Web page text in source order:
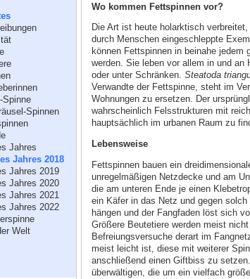
Spinne
Spinnen
Jahres
Jahres 2018
Jahres 2019
Jahres 2020
Jahres 2021
Jahres 2022
Welt
Wo kommen Fettspinnen vor?
Die Art ist heute holarktisch
durch Menschen eingeschleppte
können Fettspinnen in beinahe jedem
werden. Sie leben vor allem in und an
oder unter Schränken. Steatoda
Verwandte der Fettspinne, steht im
Wohnungen zu ersetzen. Der
wahrscheinlich Felsstrukturen mit
hauptsächlich im urbanen Raum zu
Lebensweise
Fettspinnen bauen ein
unregelmäßigen Netzdecke und am
die am unteren Ende je einen
ein Käfer in das Netz und gegen
hängen und der Fangfaden löst sich
Größere Beutetiere werden meist
Befreiungsversuche derart im
meist leicht ist, diese mit weiterer
anschließend einen Giftbiss zu
überwältigen, die um ein vielfach